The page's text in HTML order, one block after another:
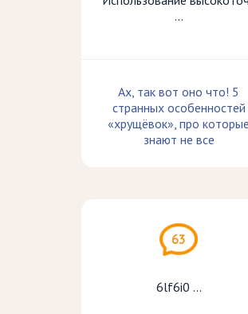
...
Ах, так вот оно что! 5
странных особенностей
«хрущёвок», про которые
знают не все
63
6lf6i0 ...